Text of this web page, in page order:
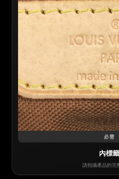
必需
內標籤
請拍攝產品的完